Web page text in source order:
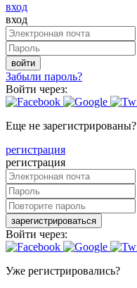
вход
вход
войти
Забыли пароль?
Войти через:
Еще не зарегистрированы?
регистрация
регистрация
зарегистрироваться
Войти через:
Уже регистрировались?